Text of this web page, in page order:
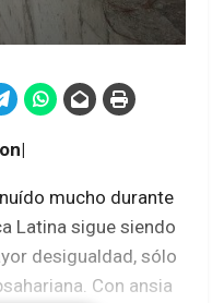
mucho durante
Latina sigue siendo
desigualdad, sólo
Con ansia